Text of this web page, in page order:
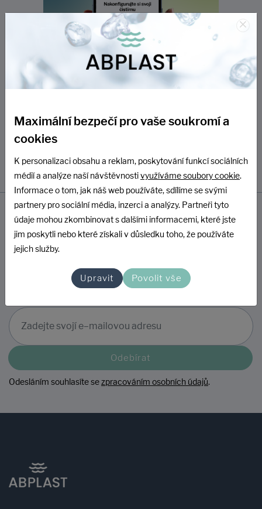
Odebírejte náš newsletter
a získejte jako první přehled o slevách, novinkách, akcích a
Odebírat
Odesláním souhlasíte sezpracováním osobních údajů.
×
Maximální bezpečí pro vaše soukromí a
cookies
K personalizaci obsahu a reklam, poskytování funkcí sociálních
médií a analýze naší návštěvnostivyužíváme soubory cookie.
Informace o tom, jak náš web používáte, sdílíme se svými
partnery pro sociální média, inzerci a analýzy. Partneři tyto
údaje mohou zkombinovat s dalšími informacemi, které jste
jim poskytli nebo které získali v důsledku toho, že používáte
jejich služby.
Upravit Povolit vše